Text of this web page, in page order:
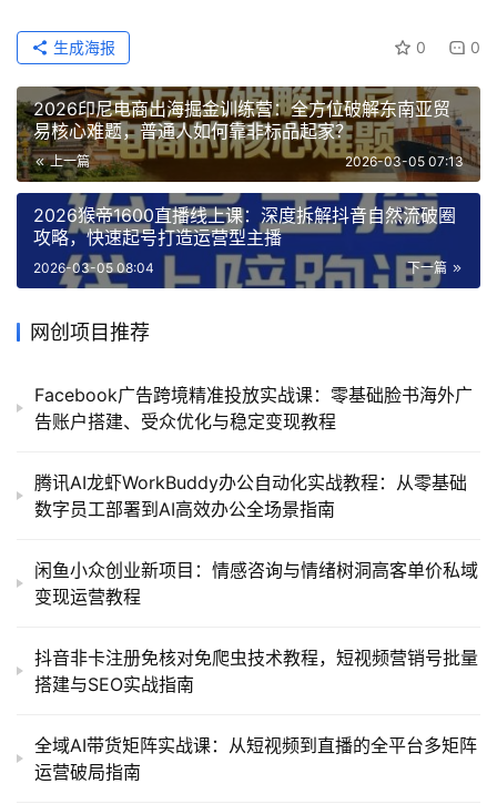
0 0
生成海报
2026印尼电商出海掘金训练营：全方位破解东南亚贸
易核心难题，普通人如何靠非标品起家？
上一篇 2026-03-05 07:13
2026猴帝1600直播线上课：深度拆解抖音自然流破圈
攻略，快速起号打造运营型主播
下一篇
2026-03-05 08:04
网创项目推荐
Facebook广告跨境精准投放实战课：零基础脸书海外广
告账户搭建、受众优化与稳定变现教程
腾讯AI龙虾WorkBuddy办公自动化实战教程：从零基础
数字员工部署到AI高效办公全场景指南
闲鱼小众创业新项目：情感咨询与情绪树洞高客单价私域
变现运营教程
抖音非卡注册免核对免爬虫技术教程，短视频营销号批量
搭建与SEO实战指南
全域AI带货矩阵实战课：从短视频到直播的全平台多矩阵
运营破局指南